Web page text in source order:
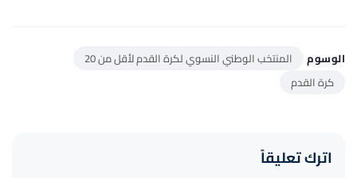
الوسوم
المنتخب الوطني النسوي لكرة القدم لأقل من 20
كرة القدم
اترك تعليقاً